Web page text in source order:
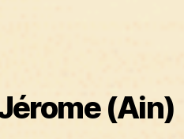
(Ain)